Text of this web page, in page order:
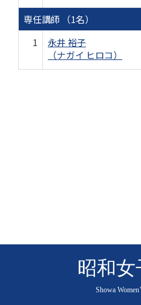
専任講師 （1名）
1
永井 裕子
（ナガイ ヒロコ）
昭和
Showa